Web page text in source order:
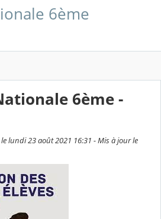
6ème
6ème -
le lundi 23 août 2021 16:31 - Mis à jour le